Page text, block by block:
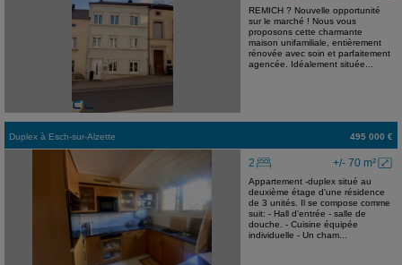
REMICH ? Nouvelle opportunité
sur le marché ! Nous vous
proposons cette charmante
maison unifamiliale, entièrement
rénovée avec soin et parfaitement
agencée. Idéalement située...
Duplex à Esch-sur-Alzette 495 000 €
+/- 70 m²
2
Appartement -duplex situé au
deuxième étage d'une résidence
de 3 unités. Il se compose comme
suit: - Hall d'entrée - salle de
douche. - Cuisine équipée
individuelle - Un cham...